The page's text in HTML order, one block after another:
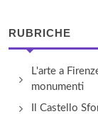
RUBRICHE
L'arte a
monumenti
Il Castello